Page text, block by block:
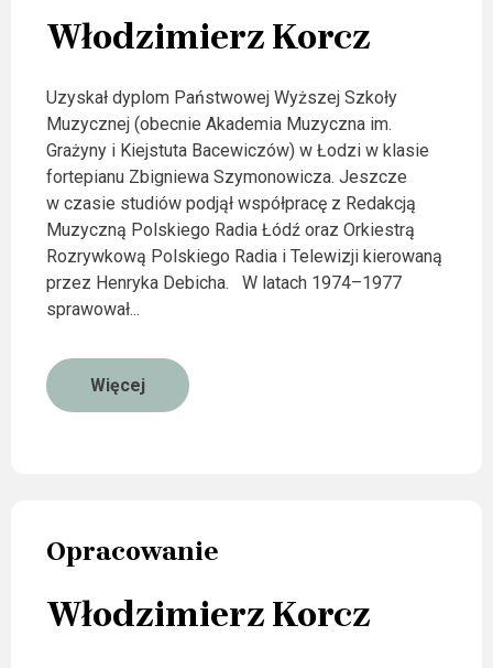
Włodzimierz Korcz
Uzyskał dyplom Państwowej Wyższej Szkoły
Muzycznej (obecnie Akademia Muzyczna im.
Grażyny i Kiejstuta Bacewiczów) w Łodzi w klasie
fortepianu Zbigniewa Szymonowicza. Jeszcze
w czasie studiów podjął współpracę z Redakcją
Muzyczną Polskiego Radia Łódź oraz Orkiestrą
Rozrywkową Polskiego Radia i Telewizji kierowaną
przez Henryka Debicha. W latach 1974–1977
sprawował...
Więcej
Opracowanie
Włodzimierz Korcz